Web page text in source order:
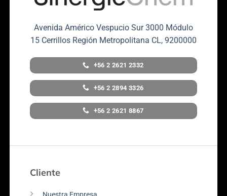
Avenida Américo Vespucio Sur 3000 Módulo
15 Cerrillos Región Metropolitana CL, 9200000
+56 2 2621 2332
+56 2 2894 3326
+56 2 2621 8867
Cliente